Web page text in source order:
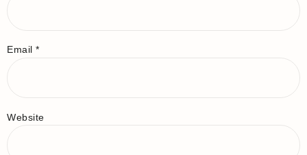
Email *
Website